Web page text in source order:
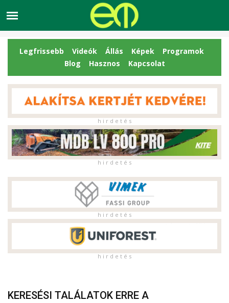
Legfrissebb Videók Állás Képek
Programok
Blog
Hasznos Kapcsolat
h i r d e t é s
h i r d e t é s
h i r d e t é s
h i r d e t é s
KERESÉSI TALÁLATOK ERRE A